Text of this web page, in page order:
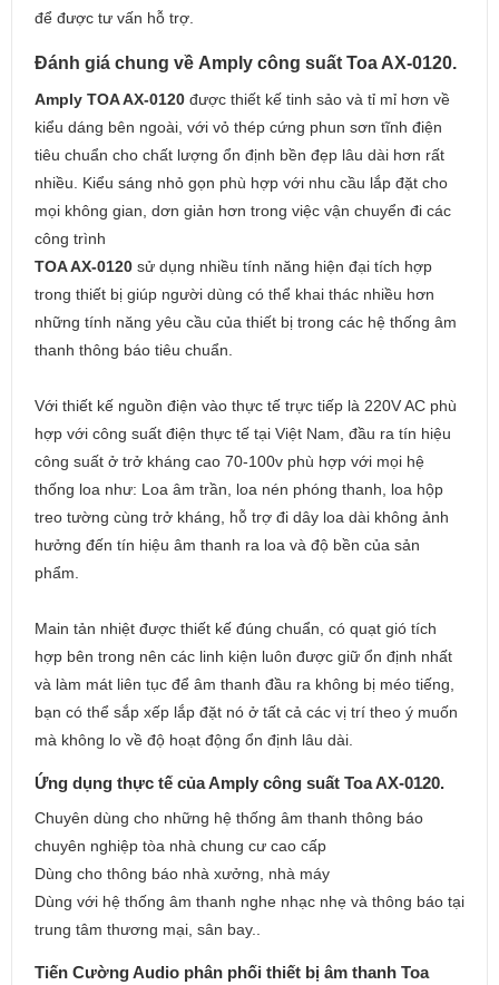
để được tư vấn hỗ trợ.
Đánh giá chung về Amply công suất Toa AX-0120.
Amply TOA AX-0120 được thiết kế tinh sảo và tỉ mỉ hơn về
kiểu dáng bên ngoài, với vỏ thép cứng phun sơn tĩnh điện
tiêu chuẩn cho chất lượng ổn định bền đẹp lâu dài hơn rất
nhiều. Kiểu sáng nhỏ gọn phù hợp với nhu cầu lắp đặt cho
mọi không gian, dơn giản hơn trong việc vận chuyển đi các
công trình
TOA AX-0120 sử dụng nhiều tính năng hiện đại tích hợp
trong thiết bị giúp người dùng có thể khai thác nhiều hơn
những tính năng yêu cầu của thiết bị trong các hệ thống âm
thanh thông báo tiêu chuẩn.
Với thiết kế nguồn điện vào thực tế trực tiếp là 220V AC phù
hợp với công suất điện thực tế tại Việt Nam, đầu ra tín hiệu
công suất ở trở kháng cao 70-100v phù hợp với mọi hệ
thống loa như: Loa âm trần, loa nén phóng thanh, loa hộp
treo tường cùng trở kháng, hỗ trợ đi dây loa dài không ảnh
hưởng đến tín hiệu âm thanh ra loa và độ bền của sản
phẩm.
Main tản nhiệt được thiết kế đúng chuẩn, có quạt gió tích
hợp bên trong nên các linh kiện luôn được giữ ổn định nhất
và làm mát liên tục để âm thanh đầu ra không bị méo tiếng,
bạn có thể sắp xếp lắp đặt nó ở tất cả các vị trí theo ý muốn
mà không lo về độ hoạt động ổn định lâu dài.
Ứng dụng thực tế của Amply công suất Toa AX-0120.
Chuyên dùng cho những hệ thống âm thanh thông báo
chuyên nghiệp tòa nhà chung cư cao cấp
Dùng cho thông báo nhà xưởng, nhà máy
Dùng với hệ thống âm thanh nghe nhạc nhẹ và thông báo tại
trung tâm thương mại, sân bay..
Tiến Cường Audio phân phối thiết bị âm thanh Toa